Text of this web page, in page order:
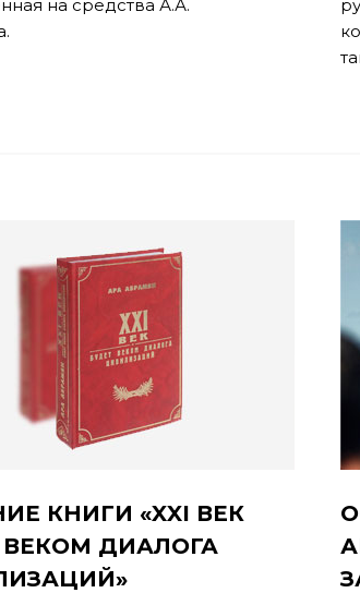
на средства А.А.
КНИГИ «XXI ВЕК
ВЕКОМ ДИАЛОГА